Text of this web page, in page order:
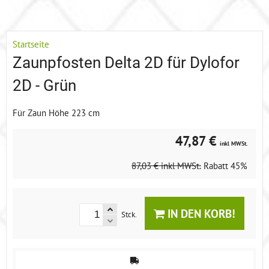
Startseite
Zaunpfosten Delta 2D für Dylofor
2D - Grün
Für Zaun Höhe 223 cm
47,87 € inkl MWSt.
87,03 € inkl MWSt. Rabatt 45%
Stck. IN DEN KORB!